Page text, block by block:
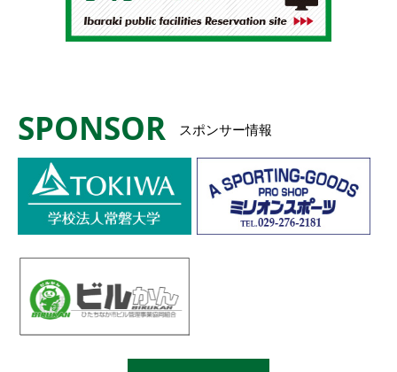
SPONSOR スポンサー情報